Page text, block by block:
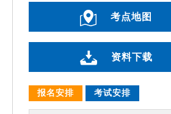
考点地图
资料下载
报名安排 考试安排